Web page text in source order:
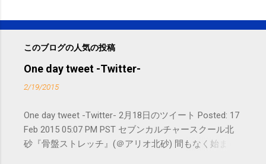
このブログの人気の投稿
One day tweet -Twitter-
2/19/2015
One day tweet -Twitter- 2月18日のツイート Posted: 17
Feb 2015 05:07 PM PST セブンカルチャースクール北
砂『骨盤ストレッチ』(＠アリオ北砂) 間もなく始まり